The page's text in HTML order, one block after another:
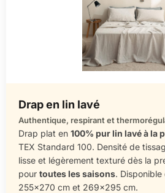
Drap en lin lavé
Authentique, respirant et
Drap plat en 100% pur lin lavé à la
TEX Standard 100. Densité de
lisse et légèrement texturé dès la
pour toutes les saisons. Disponible
255×270 cm et 269×295 cm.